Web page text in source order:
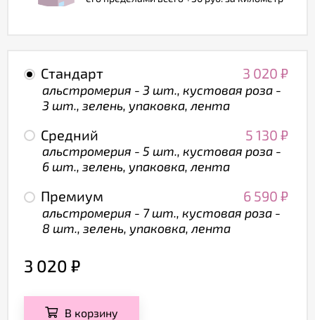
Стандарт 3 020 ₽
альстромерия - 3 шт., кустовая роза -
3 шт., зелень, упаковка, лента
Средний 5 130 ₽
альстромерия - 5 шт., кустовая роза -
6 шт., зелень, упаковка, лента
Премиум 6 590 ₽
альстромерия - 7 шт., кустовая роза -
8 шт., зелень, упаковка, лента
3 020 ₽
В корзину